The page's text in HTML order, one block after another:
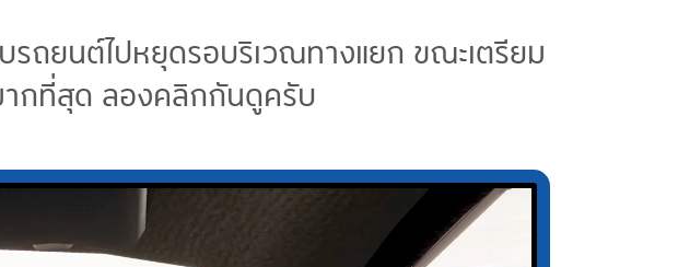
ถยนต์ไปหยุดรอบริเวณทางแยก ขณะเตรียม
ากที่สุด ลองคลิกกันดูครับ